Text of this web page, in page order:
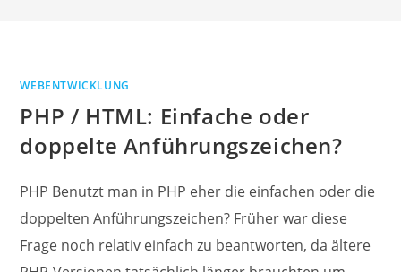
WEBENTWICKLUNG
PHP / HTML: Einfache oder
doppelte Anführungszeichen?
PHP Benutzt man in PHP eher die einfachen oder die
doppelten Anführungszeichen? Früher war diese
Frage noch relativ einfach zu beantworten, da ältere